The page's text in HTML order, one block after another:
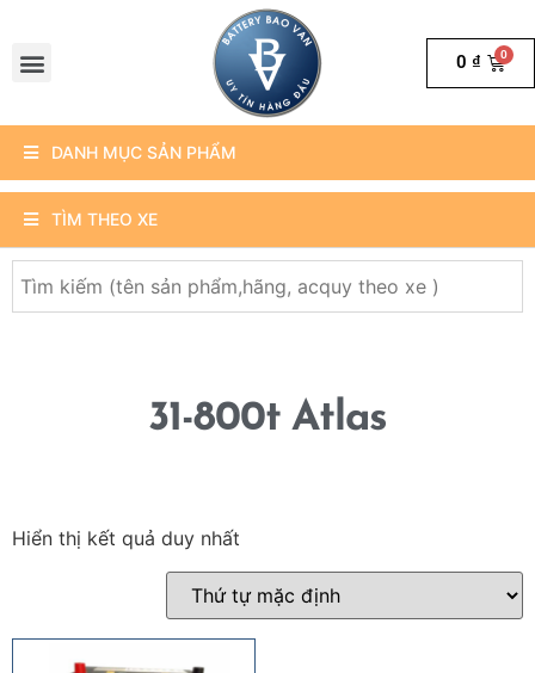
0 ₫
DANH MỤC SẢN PHẨM
TÌM THEO XE
31-800t Atlas
Hiển thị kết quả duy nhất